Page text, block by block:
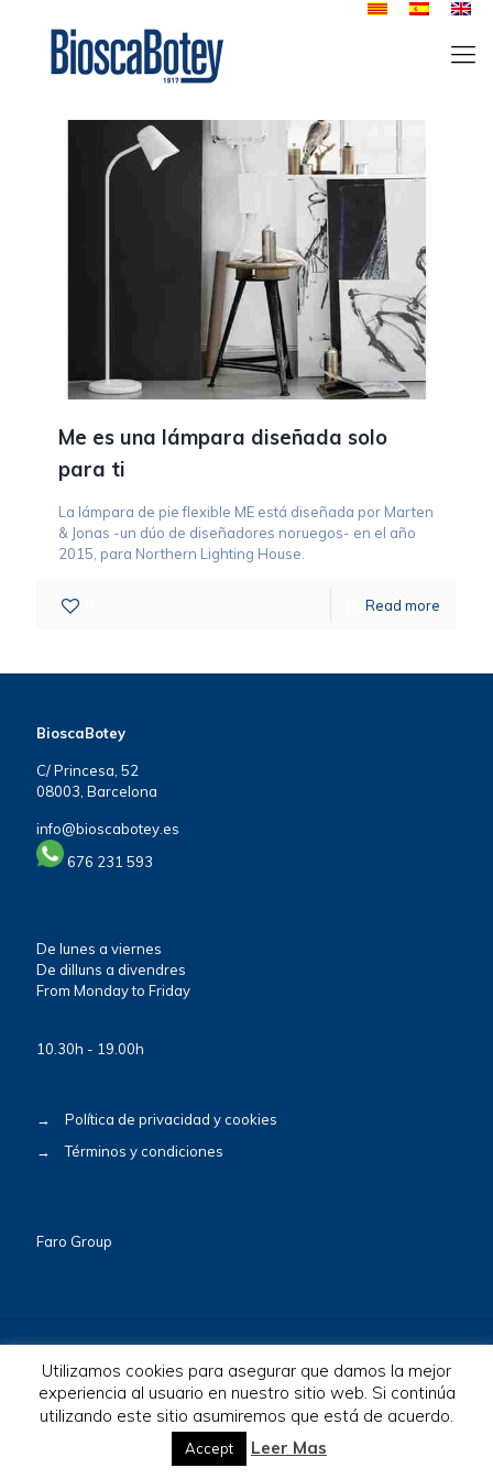
Me es una lámpara diseñada solo
para ti
La lámpara de pie flexible ME está diseñada por Marten
& Jonas -un dúo de diseñadores noruegos- en el año
2015, para Northern Lighting House.
Read more
BioscaBotey
C/ Princesa, 52
08003, Barcelona
info@bioscabotey.es
676 231 593
De lunes a viernes
De dilluns a divendres
From Monday to Friday
10.30h - 19.00h
→
Política de privacidad y cookies
→
Términos y condiciones
Faro Group
© 2026 BioscaBotey. All Rights Reserved.
Utilizamos cookies para asegurar que damos la mejor
experiencia al usuario en nuestro sitio web. Si continúa
utilizando este sitio asumiremos que está de acuerdo.
Accept Leer Mas